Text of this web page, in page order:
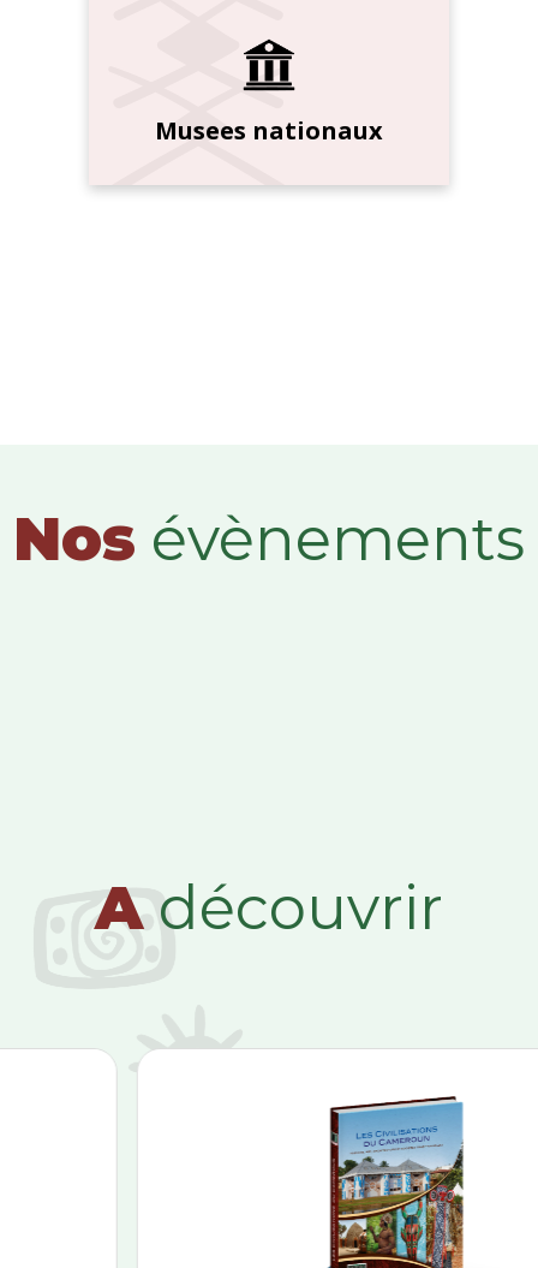
Musees nationaux
Nos évènements
Adécouvrir